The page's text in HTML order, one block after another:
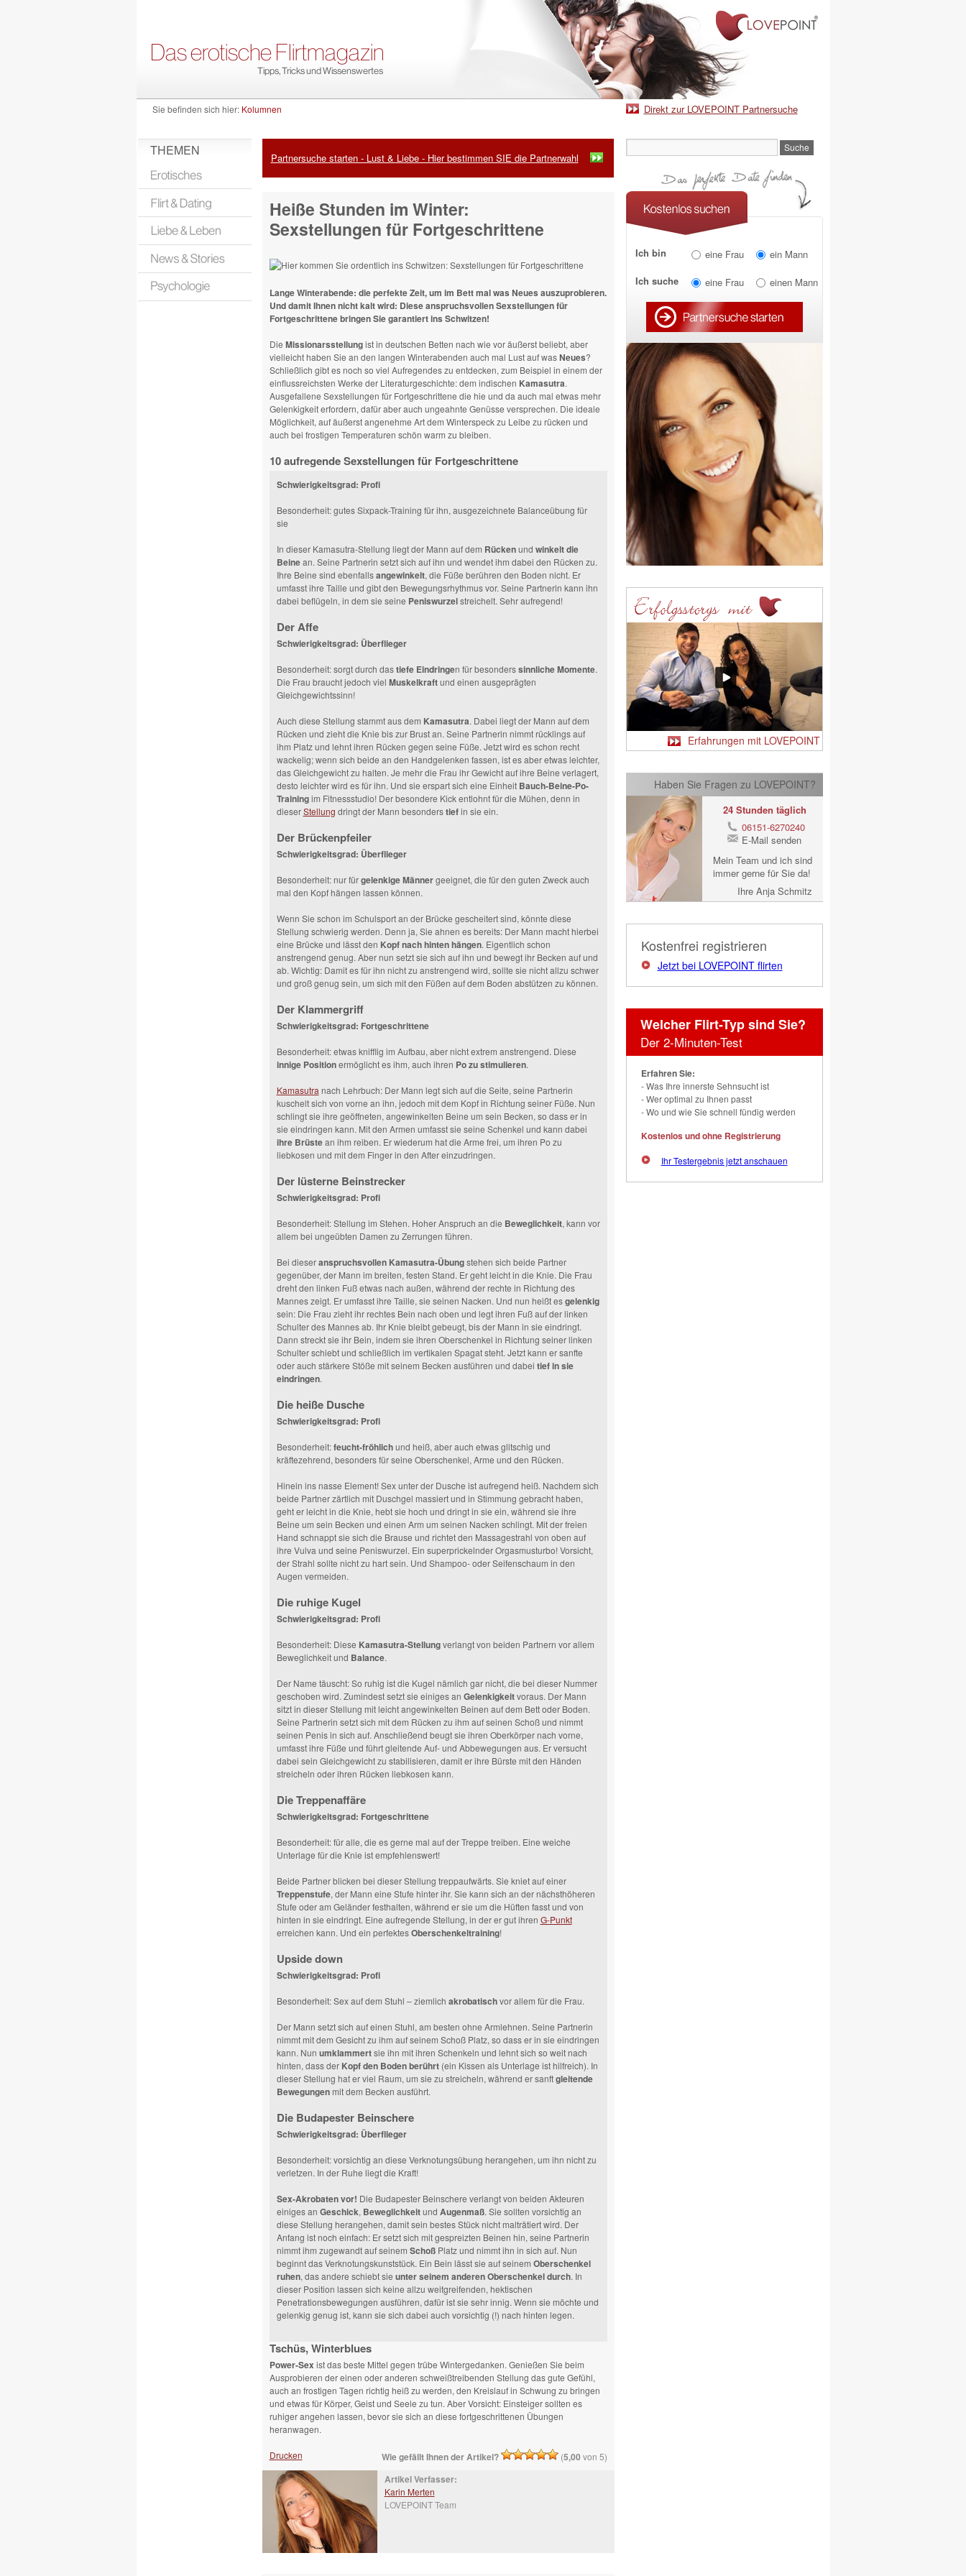
Sie befinden sich hier: Kolumnen Direkt zur LOVEPOINT Partnersuche
THEMEN
Ich bin eine Frau
ein Mann
Ich suche
eine Frau einen Mann
Erfahrungen mit LOVEPOINT
Haben Sie Fragen zu LOVEPOINT?
24 Stunden täglich
06151-6270240
E-Mail senden
Mein Team und ich sind
immer gerne für Sie da!
Ihre Anja Schmitz
Kostenfrei registrieren
Jetzt bei LOVEPOINT flirten
Welcher Flirt-Typ sind Sie?
Der 2-Minuten-Test
Erfahren Sie:
Was Ihre innerste Sehnsucht ist
Wer optimal zu Ihnen passt
Wo und wie Sie schnell fündig werden
Kostenlos und ohne Registrierung
Ihr Testergebnis jetzt anschauen
Partnersuche starten - Lust & Liebe - Hier bestimmen SIE die Partnerwahl
Heiße Stunden im Winter:
Sexstellungen für Fortgeschrittene
Lange Winterabende: die perfekte Zeit, um im Bett mal was Neues auszuprobieren.
Und damit Ihnen nicht kalt wird: Diese anspruchsvollen Sexstellungen für
Fortgeschrittene bringen Sie garantiert ins Schwitzen!
Die Missionarsstellungist in deutschen Betten nach wie vor äußerst beliebt, aber
vielleicht haben Sie an den langen Winterabenden auch mal Lust auf wasNeues?
Schließlich gibt es noch so viel Aufregendes zu entdecken, zum Beispiel in einem der
einflussreichsten Werke der Literaturgeschichte: dem indischen Kamasutra.
Ausgefallene Sexstellungen für Fortgeschrittene die hie und da auch mal etwas mehr
Gelenkigkeit erfordern, dafür aber auch ungeahnte Genüsse versprechen. Die ideale
Möglichkeit, auf äußerst angenehme Art dem Winterspeck zu Leibe zu rücken und
auch bei frostigen Temperaturen schön warm zu bleiben.
10 aufregende Sexstellungen für Fortgeschrittene
Schwierigkeitsgrad: Profi
Besonderheit: gutes Sixpack-Training für ihn, ausgezeichnete Balanceübung für
sie
In dieser Kamasutra-Stellung liegt der Mann auf dem Rückenund winkelt die
Beinean. Seine Partnerin setzt sich auf ihn und wendet ihm dabei den Rücken zu.
Ihre Beine sind ebenfallsangewinkelt, die Füße berühren den Boden nicht. Er
umfasst ihre Taille und gibt den Bewegungsrhythmus vor. Seine Partnerin kann ihn
dabei beflügeln, in dem sie seine Peniswurzelstreichelt. Sehr aufregend!
Der Affe
Schwierigkeitsgrad: Überflieger
Besonderheit: sorgt durch dastiefe Eindringen für besonderssinnliche Momente.
Die Frau braucht jedoch viel Muskelkraftund einen ausgeprägten
Gleichgewichtssinn!
Auch diese Stellung stammt aus dem Kamasutra. Dabei liegt der Mann auf dem
Rücken und zieht die Knie bis zur Brust an. Seine Partnerin nimmt rücklings auf
ihm Platz und lehnt ihren Rücken gegen seine Füße. Jetzt wird es schon recht
wackelig; wenn sich beide an den Handgelenken fassen, ist es aber etwas leichter,
das Gleichgewicht zu halten. Je mehr die Frau ihr Gewicht auf ihre Beine verlagert,
desto leichter wird es für ihn. Und sie erspart sich eine Einheit Bauch-Beine-Po-
Trainingim Fitnessstudio! Der besondere Kick entlohnt für die Mühen, denn in
dieserStellung dringt der Mann besonderstiefin sie ein.
Der Brückenpfeiler
Schwierigkeitsgrad: Überflieger
Besonderheit: nur fürgelenkige Männergeeignet, die für den guten Zweck auch
mal den Kopf hängen lassen können.
Wenn Sie schon im Schulsport an der Brücke gescheitert sind, könnte diese
Stellung schwierig werden. Denn ja, Sie ahnen es bereits: Der Mann macht hierbei
eine Brücke und lässt den Kopf nach hinten hängen. Eigentlich schon
anstrengend genug. Aber nun setzt sie sich auf ihn und bewegt ihr Becken auf und
ab. Wichtig: Damit es für ihn nicht zu anstrengend wird, sollte sie nicht allzu schwer
und groß genug sein, um sich mit den Füßen auf dem Boden abstützen zu können.
Der Klammergriff
Schwierigkeitsgrad: Fortgeschrittene
Besonderheit: etwas knifflig im Aufbau, aber nicht extrem anstrengend. Diese
innige Positionermöglicht es ihm, auch ihren Po zu stimulieren.
Kamasutra nach Lehrbuch: Der Mann legt sich auf die Seite, seine Partnerin
kuschelt sich von vorne an ihn, jedoch mit dem Kopf in Richtung seiner Füße. Nun
schlingt sie ihre geöffneten, angewinkelten Beine um sein Becken, so dass er in
sie eindringen kann. Mit den Armen umfasst sie seine Schenkel und kann dabei
ihre Brüstean ihm reiben. Er wiederum hat die Arme frei, um ihren Po zu
liebkosen und mit dem Finger in den After einzudringen.
Der lüsterne Beinstrecker
Schwierigkeitsgrad: Profi
Besonderheit: Stellung im Stehen. Hoher Anspruch an die Beweglichkeit, kann vor
allem bei ungeübten Damen zu Zerrungen führen.
Bei dieseranspruchsvollen Kamasutra-Übungstehen sich beide Partner
gegenüber, der Mann im breiten, festen Stand. Er geht leicht in die Knie. Die Frau
dreht den linken Fuß etwas nach außen, während der rechte in Richtung des
Mannes zeigt. Er umfasst ihre Taille, sie seinen Nacken. Und nun heißt esgelenkig
sein: Die Frau zieht ihr rechtes Bein nach oben und legt ihren Fuß auf der linken
Schulter des Mannes ab. Ihr Knie bleibt gebeugt, bis der Mann in sie eindringt.
Dann streckt sie ihr Bein, indem sie ihren Oberschenkel in Richtung seiner linken
Schulter schiebt und schließlich im vertikalen Spagat steht. Jetzt kann er sanfte
oder auch stärkere Stöße mit seinem Becken ausführen und dabei tief in sie
eindringen.
Die heiße Dusche
Schwierigkeitsgrad: Profi
Besonderheit:feucht-fröhlichund heiß, aber auch etwas glitschig und
kräftezehrend, besonders für seine Oberschenkel, Arme und den Rücken.
Hinein ins nasse Element! Sex unter der Dusche ist aufregend heiß. Nachdem sich
beide Partner zärtlich mit Duschgel massiert und in Stimmung gebracht haben,
geht er leicht in die Knie, hebt sie hoch und dringt in sie ein, während sie ihre
Beine um sein Becken und einen Arm um seinen Nacken schlingt. Mit der freien
Hand schnappt sie sich die Brause und richtet den Massagestrahl von oben auf
ihre Vulva und seine Peniswurzel. Ein superprickelnder Orgasmusturbo! Vorsicht,
der Strahl sollte nicht zu hart sein. Und Shampoo- oder Seifenschaum in den
Augen vermeiden.
Die ruhige Kugel
Schwierigkeitsgrad: Profi
Besonderheit: Diese Kamasutra-Stellungverlangt von beiden Partnern vor allem
Beweglichkeit und Balance.
Der Name täuscht: So ruhig ist die Kugel nämlich gar nicht, die bei dieser Nummer
geschoben wird. Zumindest setzt sie einiges an Gelenkigkeitvoraus. Der Mann
sitzt in dieser Stellung mit leicht angewinkelten Beinen auf dem Bett oder Boden.
Seine Partnerin setzt sich mit dem Rücken zu ihm auf seinen Schoß und nimmt
seinen Penis in sich auf. Anschließend beugt sie ihren Oberkörper nach vorne,
umfasst ihre Füße und führt gleitende Auf- und Abbewegungen aus. Er versucht
dabei sein Gleichgewicht zu stabilisieren, damit er ihre Bürste mit den Händen
streicheln oder ihren Rücken liebkosen kann.
Die Treppenaffäre
Schwierigkeitsgrad: Fortgeschrittene
Besonderheit: für alle, die es gerne mal auf der Treppe treiben. Eine weiche
Unterlage für die Knie ist empfehlenswert!
Beide Partner blicken bei dieser Stellung treppaufwärts. Sie kniet auf einer
Treppenstufe, der Mann eine Stufe hinter ihr. Sie kann sich an der nächsthöheren
Stufe oder am Geländer festhalten, während er sie um die Hüften fasst und von
hinten in sie eindringt. Eine aufregende Stellung, in der er gut ihren G-Punkt
erreichen kann. Und ein perfektesOberschenkeltraining!
Upside down
Schwierigkeitsgrad: Profi
Besonderheit: Sex auf dem Stuhl – ziemlich akrobatischvor allem für die Frau.
Der Mann setzt sich auf einen Stuhl, am besten ohne Armlehnen. Seine Partnerin
nimmt mit dem Gesicht zu ihm auf seinem Schoß Platz, so dass er in sie eindringen
kann. Nun umklammertsie ihn mit ihren Schenkeln und lehnt sich so weit nach
hinten, dass der Kopf den Boden berührt(ein Kissen als Unterlage ist hilfreich). In
dieser Stellung hat er viel Raum, um sie zu streicheln, während er sanftgleitende
Bewegungenmit dem Becken ausführt.
Die Budapester Beinschere
Schwierigkeitsgrad: Überflieger
Besonderheit: vorsichtig an diese Verknotungsübung herangehen, um ihn nicht zu
verletzen. In der Ruhe liegt die Kraft!
Sex-Akrobaten vor! Die Budapester Beinschere verlangt von beiden Akteuren
einiges an Geschick, Beweglichkeitund Augenmaß. Sie sollten vorsichtig an
diese Stellung herangehen, damit sein bestes Stück nicht malträtiert wird. Der
Anfang ist noch einfach: Er setzt sich mit gespreizten Beinen hin, seine Partnerin
nimmt ihm zugewandt auf seinem SchoßPlatz und nimmt ihn in sich auf. Nun
beginnt das Verknotungskunststück. Ein Bein lässt sie auf seinem Oberschenkel
ruhen, das andere schiebt sie unter seinem anderen Oberschenkel durch. In
dieser Position lassen sich keine allzu weitgreifenden, hektischen
Penetrationsbewegungen ausführen, dafür ist sie sehr innig. Wenn sie möchte und
gelenkig genug ist, kann sie sich dabei auch vorsichtig (!) nach hinten legen.
Tschüs, Winterblues
Power-Sex ist das beste Mittel gegen trübe Wintergedanken. Genießen Sie beim
Ausprobieren der einen oder anderen schweißtreibenden Stellung das gute Gefühl,
auch an frostigen Tagen richtig heiß zu werden, den Kreislauf in Schwung zu bringen
und etwas für Körper, Geist und Seele zu tun. Aber Vorsicht: Einsteiger sollten es
ruhiger angehen lassen, bevor sie sich an diese fortgeschrittenen Übungen
heranwagen.
Drucken Wie gefällt Ihnen der Artikel? (5,00 von 5)
Artikel Verfasser:
Karin Merten
LOVEPOINT Team